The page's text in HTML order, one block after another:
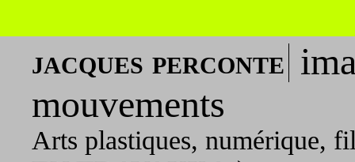
jacques perconte
mouvements
Arts plastiques, numérique,